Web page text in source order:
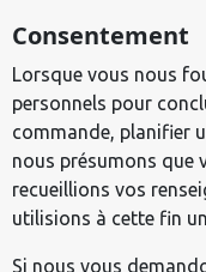
Consentement
Lorsque vous nous
personnels pour
commande, planifier
nous présumons que
recueillions vos
utilisions à cette fin
Si nous vous